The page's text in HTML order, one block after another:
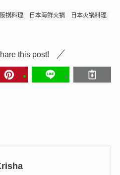
锅料理 日本海鲜火锅
日本火锅料理
this post!